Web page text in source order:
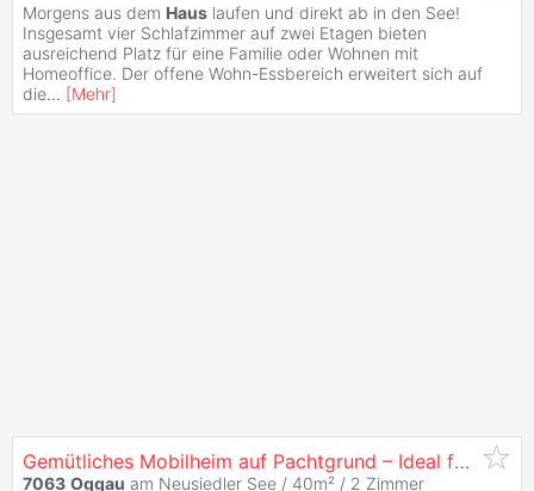
Morgens aus dem Haus laufen und direkt ab in den See!
Insgesamt vier Schlafzimmer auf zwei Etagen bieten
ausreichend Platz für eine Familie oder Wohnen mit
Homeoffice. Der offene Wohn-Essbereich erweitert sich auf
die... [Mehr]
Gemütliches Mobilheim auf Pachtgrund – Ideal für Naturfreunde
7063 Oggau am Neusiedler See / 40m² / 2 Zimmer